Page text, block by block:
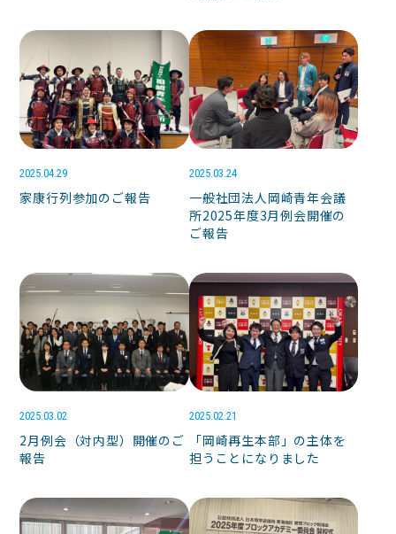
2025.04.29
家康行列参加のご報告
2025.03.24
一般社団法人岡崎青年会議
所2025年度3月例会開催の
ご報告
2025.03.02
2月例会（対内型）開催のご
報告
2025.02.21
「岡崎再生本部」の主体を
担うことになりました